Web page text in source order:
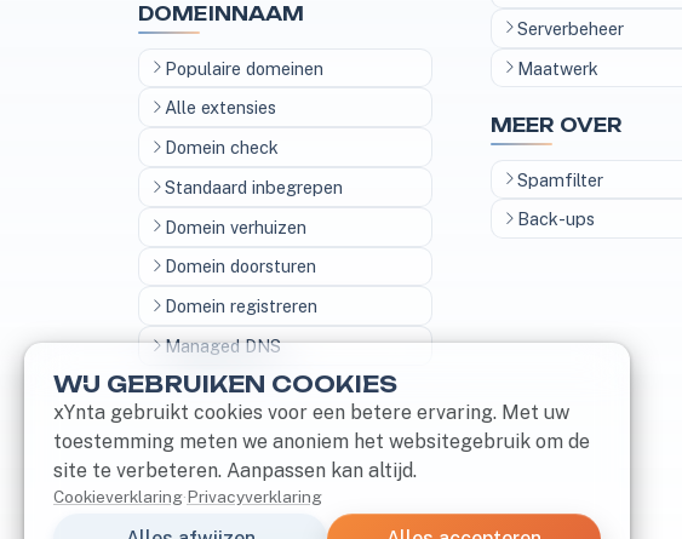
DOMEINNAAM
Populaire domeinen
Alle extensies
Domein check
Standaard inbegrepen
Domein verhuizen
Domein doorsturen
Domein registreren
Managed DNS
Serverbeheer
Maatwerk
MEER OVER
Spamfilter
Back-ups
WIJ GEBRUIKEN COOKIES
xYnta gebruikt cookies voor een betere ervaring. Met uw
toestemming meten we anoniem het websitegebruik om de
site te verbeteren. Aanpassen kan altijd.
Cookieverklaring·Privacyverklaring